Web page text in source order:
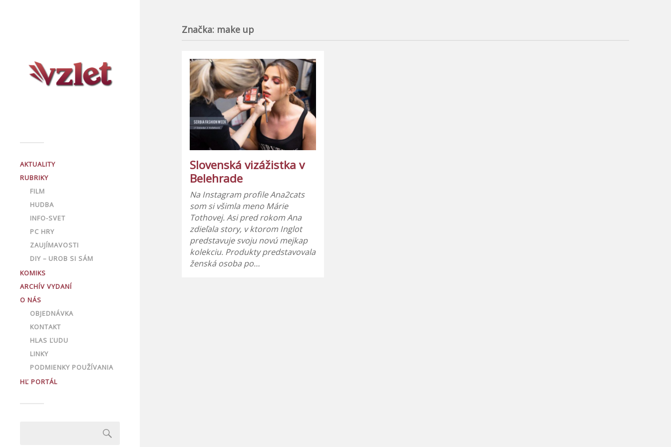
AKTUALITY
RUBRIKY
FILM
HUDBA
INFO-SVET
PC HRY
ZAUJÍMAVOSTI
DIY – UROB SI SÁM
KOMIKS
ARCHÍV VYDANÍ
O NÁS
OBJEDNÁVKA
KONTAKT
HLAS ĽUDU
LINKY
PODMIENKY POUŽÍVANIA
HĽ PORTÁL
Značka: make up
Slovenská vizážistka v
Belehrade
Na Instagram profile Ana2cats
som si všimla meno Márie
Tothovej. Asi pred rokom Ana
zdieľala story, v ktorom Inglot
predstavuje svoju novú mejkap
kolekciu. Produkty predstavovala
ženská osoba po…